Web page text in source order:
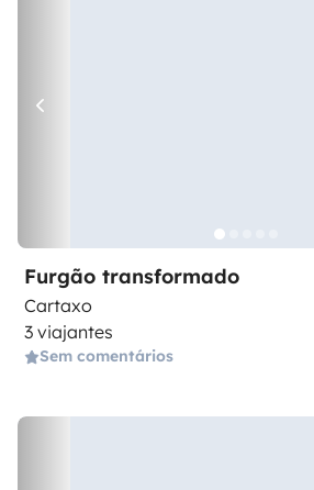
Furgão transformado
Cartaxo
3 viajantes
Sem comentários